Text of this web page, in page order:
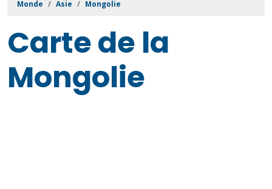
Monde Asie Mongolie
Carte de la
Mongolie